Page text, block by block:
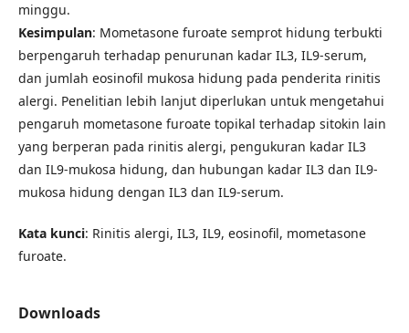
minggu.
Kesimpulan: Mometasone furoate semprot hidung terbukti
berpengaruh terhadap penurunan kadar IL3, IL9-serum,
dan jumlah eosinofil mukosa hidung pada penderita rinitis
alergi. Penelitian lebih lanjut diperlukan untuk mengetahui
pengaruh mometasone furoate topikal terhadap sitokin lain
yang berperan pada rinitis alergi, pengukuran kadar IL3
dan IL9-mukosa hidung, dan hubungan kadar IL3 dan IL9-
mukosa hidung dengan IL3 dan IL9-serum.
Kata kunci: Rinitis alergi, IL3, IL9, eosinofil, mometasone
furoate.
Downloads